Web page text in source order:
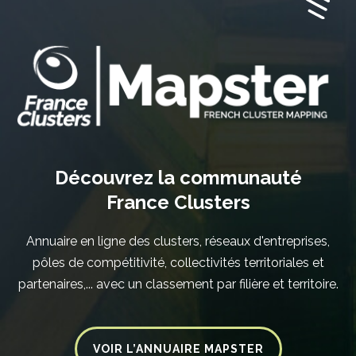
Découvrez la communauté
France Clusters
Annuaire en ligne des clusters, réseaux d'entreprises,
pôles de compétitivité, collectivités territoriales et
partenaires,... avec un classement par filière et territoire.
VOIR L’ANNUAIRE MAPSTER